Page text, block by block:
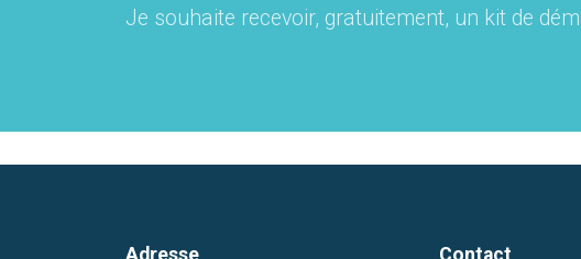
Je souhaite recevoir, gratuitement, un kit de
Adresse Contact